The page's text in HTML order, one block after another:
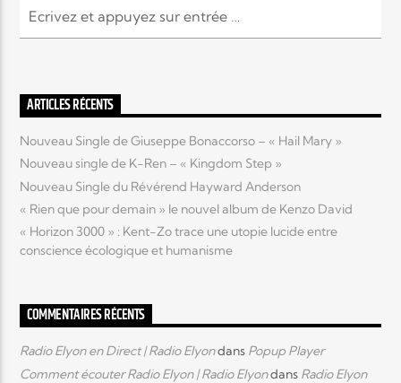
ARTICLES RÉCENTS
Nouveau Single de Giuseppe Bonaccorso – « Hail Mary »
Nouveau single de K-Ren – « Kingdom Step »
Nouveau Single du Révérend Hayward Anderson
« Rien que pour demain » le nouvel album de Kenzo David
« Horizon 3000 » : Kent-Zo trace une utopie lucide entre
conscience écologique et humanisme
COMMENTAIRES RÉCENTS
Radio Elyon en Direct | Radio Elyondans Popup Player
Comment écouter Radio Elyon | Radio Elyondans Radio Elyon